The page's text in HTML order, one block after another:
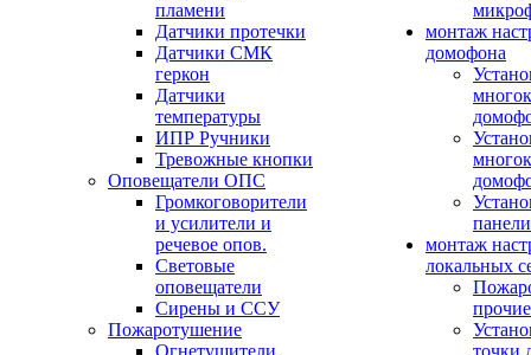
пламени
Датчики протечки
Датчики СМК
геркон
Датчики
температуры
ИПР Ручники
Тревожные кнопки
Оповещатели ОПС
Громкоговорители
и усилители и
речевое опов.
Световые
оповещатели
Сирены и ССУ
Пожаротушение
Огнетушители
монтаж
домофона
панели
монтаж
локальных
точки